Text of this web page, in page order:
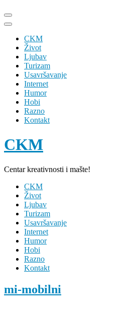
Skip
to
(Press
Enter)
CKM
Život
Ljubav
Turizam
Usavršavanje
Internet
Humor
Hobi
Razno
Kontakt
CKM
Centar kreativnosti i mašte!
CKM
Život
Ljubav
Turizam
Usavršavanje
Internet
Humor
Hobi
Razno
Kontakt
mi-mobilni